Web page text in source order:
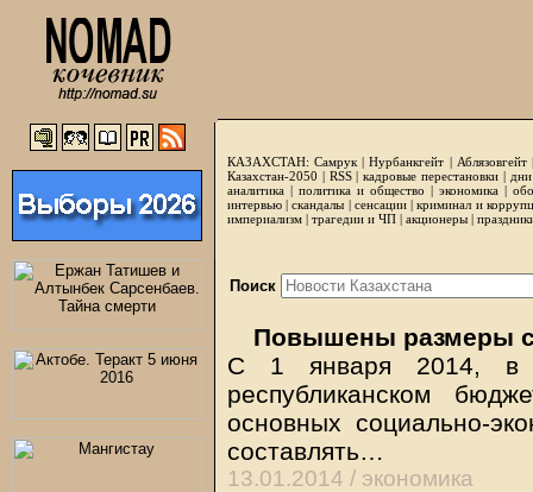
КАЗАХСТАН: Самрук |Нурбанкгейт | Аблязовгейт
Казахстан-2050 | RSS|кадровые перестановки|
аналитика | политика и общество | экономика |
интервью |скандалы | сенсации|криминал и
империализм | трагедии и ЧП | акционеры |
Поиск
Повышены размеры
С 1 января 2014, в
республиканском
основных социально-
составлять…
13.01.2014 / экономика